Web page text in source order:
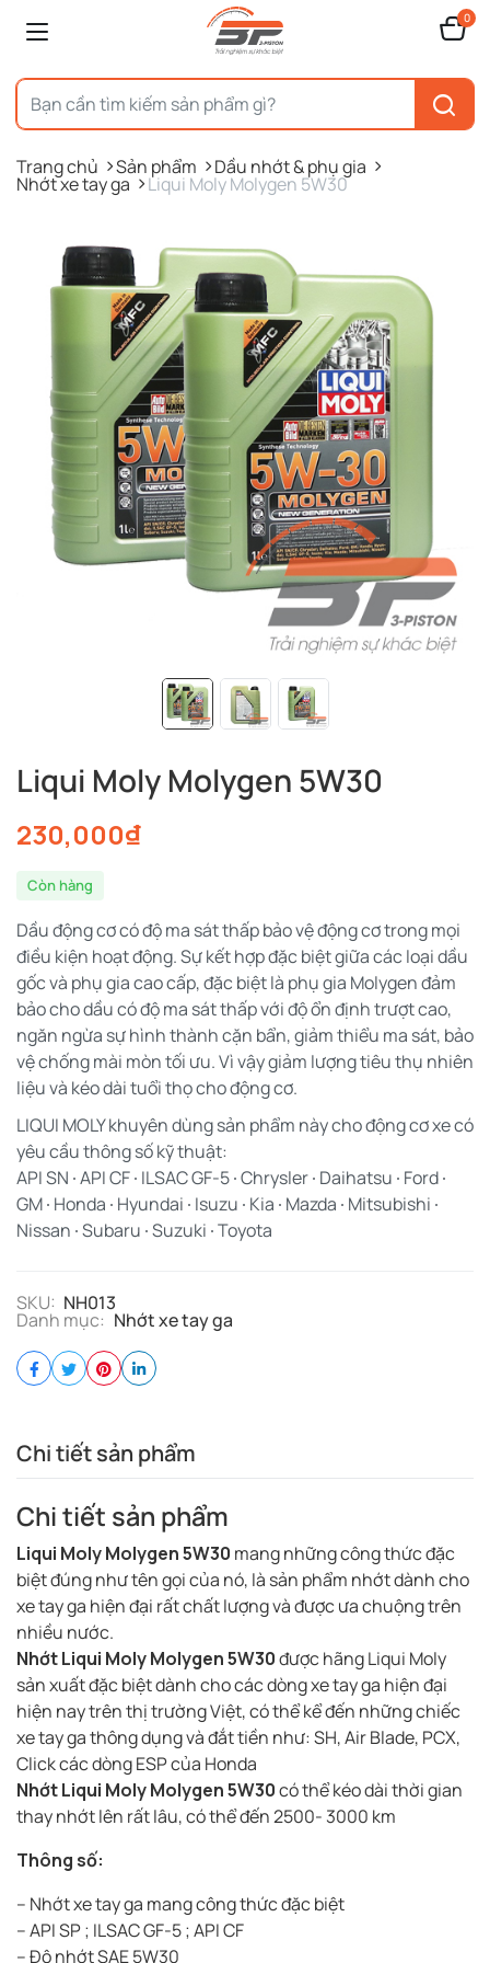
0
Trang chủ Sản phẩm Dầu nhớt & phụ gia
Nhớt xe tay ga Liqui Moly Molygen 5W30
Liqui Moly Molygen 5W30
230,000₫
Còn hàng
Dầu động cơ có độ ma sát thấp bảo vệ động cơ trong mọi
điều kiện hoạt động. Sự kết hợp đặc biệt giữa các loại dầu
gốc và phụ gia cao cấp, đặc biệt là phụ gia Molygen đảm
bảo cho dầu có độ ma sát thấp với độ ổn định trượt cao,
ngăn ngừa sự hình thành cặn bẩn, giảm thiểu ma sát, bảo
vệ chống mài mòn tối ưu. Vì vậy giảm lượng tiêu thụ nhiên
liệu và kéo dài tuổi thọ cho động cơ.
LIQUI MOLY khuyên dùng sản phẩm này cho động cơ xe có
yêu cầu thông số kỹ thuật:
API SN ∙ API CF ∙ ILSAC GF-5 ∙ Chrysler ∙ Daihatsu ∙ Ford ∙
GM ∙ Honda ∙ Hyundai ∙ Isuzu ∙ Kia ∙ Mazda ∙ Mitsubishi ∙
Nissan ∙ Subaru ∙ Suzuki ∙ Toyota
SKU: NH013
Danh mục: Nhớt xe tay ga
Chi tiết sản phẩm
Chi tiết sản phẩm
Liqui Moly Molygen 5W30 mang những công thức đặc
biệt đúng như tên gọi của nó, là sản phẩm nhớt dành cho
xe tay ga hiện đại rất chất lượng và được ưa chuộng trên
nhiều nước.
Nhớt Liqui Moly Molygen 5W30được hãng Liqui Moly
sản xuất đặc biệt dành cho các dòng xe tay ga hiện đại
hiện nay trên thị trường Việt, có thể kể đến những chiếc
xe tay ga thông dụng và đắt tiền như: SH, Air Blade, PCX,
Click các dòng ESP của Honda
Nhớt Liqui Moly Molygen 5W30có thể kéo dài thời gian
thay nhớt lên rất lâu, có thể đến 2500- 3000 km
Thông số:
– Nhớt xe tay ga mang công thức đặc biệt
– API SP ; ILSAC GF-5 ; API CF
– Độ nhớt SAE 5W30